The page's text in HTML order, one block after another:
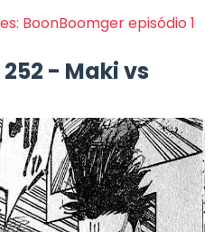
BoonBoomger episódio 1
- Maki vs